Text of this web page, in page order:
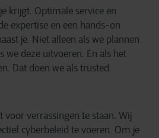
krijgt. Optimale service en
expertise en een hands-on
je. Niet alleen als we plannen
we deze uitvoeren. En als het
Dat doen we als trusted
voor verrassingen te staan. Wij
cyberbeleid te voeren. Om je